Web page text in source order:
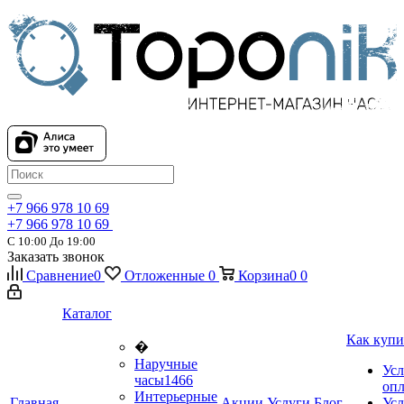
+7 966 978 10 69
+7 966 978 10 69
С 10:00 До 19:00
Заказать звонок
Сравнение0 Отложенные 0 Корзина0 0
Каталог
�
Наручные
часы1466
Интерьерные
Как